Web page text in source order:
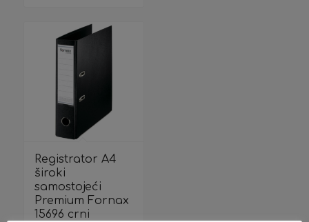
Registrator A4
široki
samostojeći
Premium Fornax
15696 crni